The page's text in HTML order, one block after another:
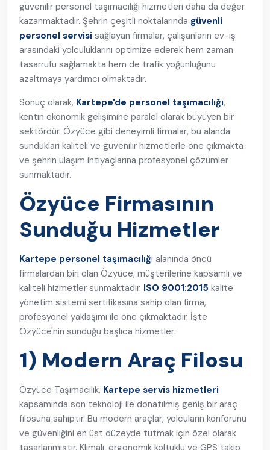
güvenilir personel taşımacılığı hizmetleri daha da değer
kazanmaktadır. Şehrin çeşitli noktalarında güvenli
personel servisi sağlayan firmalar, çalışanların ev-iş
arasındaki yolculuklarını optimize ederek hem zaman
tasarrufu sağlamakta hem de trafik yoğunluğunu
azaltmaya yardımcı olmaktadır.
Sonuç olarak, Kartepe'de personel taşımacılığı,
kentin ekonomik gelişimine paralel olarak büyüyen bir
sektördür. Özyüce gibi deneyimli firmalar, bu alanda
sundukları kaliteli ve güvenilir hizmetlerle öne çıkmakta
ve şehrin ulaşım ihtiyaçlarına profesyonel çözümler
sunmaktadır.
Özyüce Firmasının
Sunduğu Hizmetler
Kartepe personel taşımacılığı alanında öncü
firmalardan biri olan Özyüce, müşterilerine kapsamlı ve
kaliteli hizmetler sunmaktadır. ISO 9001:2015 kalite
yönetim sistemi sertifikasına sahip olan firma,
profesyonel yaklaşımı ile öne çıkmaktadır. İşte
Özyüce'nin sunduğu başlıca hizmetler:
1) Modern Araç Filosu
Özyüce Taşımacılık, Kartepe servis hizmetleri
kapsamında son teknoloji ile donatılmış geniş bir araç
filosuna sahiptir. Bu modern araçlar, yolcuların konforunu
ve güvenliğini en üst düzeyde tutmak için özel olarak
tasarlanmıştır. Klimalı, ergonomik koltuklu ve GPS takip